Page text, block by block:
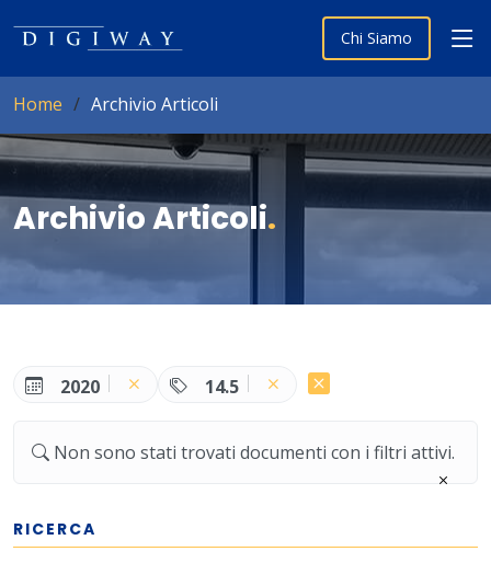
Chi Siamo
Home Archivio Articoli
Archivio Articoli.
2020 14.5
Non sono stati trovati documenti con i filtri attivi.
RICERCA